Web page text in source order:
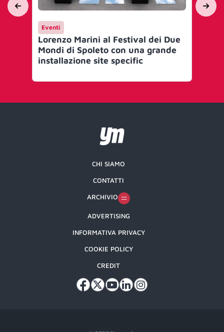
Eventi
Lorenzo Marini al Festival dei Due
Mondi di Spoleto con una grande
installazione site specific
CHI SIAMO
CONTATTI
ARCHIVIO
ADVERTISING
INFORMATIVA PRIVACY
COOKIE POLICY
CREDIT